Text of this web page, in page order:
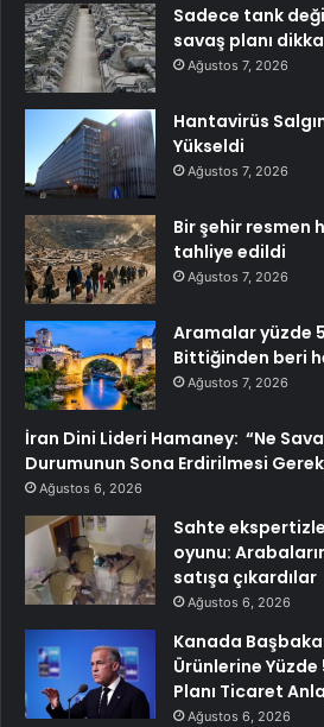
Sadece tank
savaş planı
Ağustos 7, 2026
Hantavirüs
Yükseldi
Ağustos 7, 2026
Bir şehir resmen
tahliye edildi
Ağustos 7, 2026
Aramalar yüzde
Bittiğinden beri
Ağustos 7, 2026
İran Dini Lideri Hamaney: “Ne
Durumunun Sona Erdirilmesi
Ağustos 6, 2026
Sahte
oyunu:
satışa çıkardılar
Ağustos 6, 2026
Kanada
Ürünlerine
Planı Ticaret
Ağustos 6, 2026